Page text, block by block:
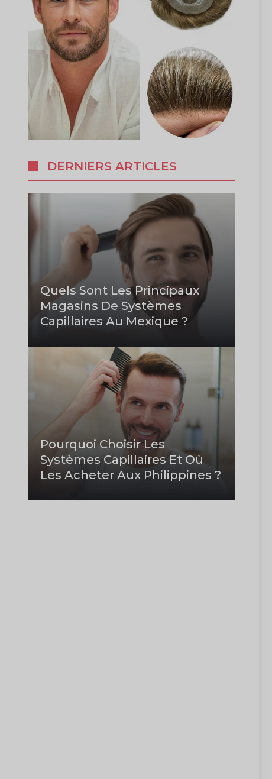
DERNIERS ARTICLES
Quels Sont Les Principaux
Magasins De Systèmes
Capillaires Au Mexique ?
Pourquoi Choisir Les
Systèmes Capillaires Et Où
Les Acheter Aux Philippines ?